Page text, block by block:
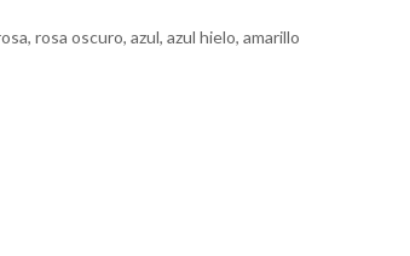
rosa oscuro, azul, azul hielo, amarillo